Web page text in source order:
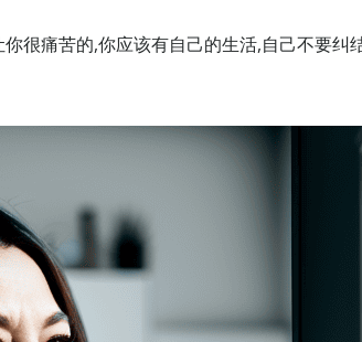
很痛苦的,你应该有自己的生活,自己不要纠